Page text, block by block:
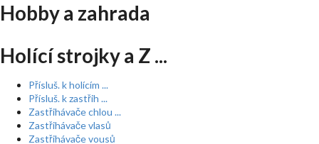
Hobby a zahrada
Holící strojky a Z ...
Přísluš. k holícím ...
Přísluš. k zastřih ...
Zastřihávače chlou ...
Zastřihávače vlasů
Zastřihávače vousů